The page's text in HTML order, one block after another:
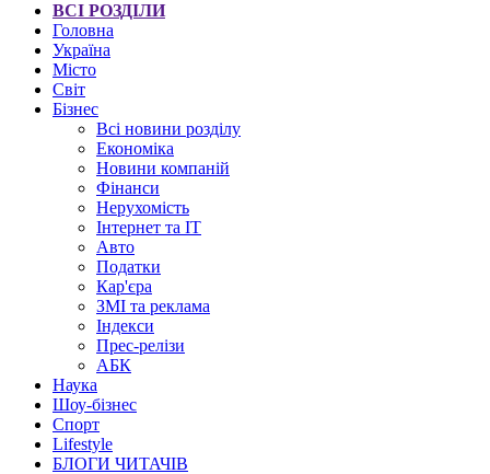
ВСІ РОЗДІЛИ
Головна
Україна
Місто
Світ
Бізнес
Всі новини розділу
Економіка
Новини компаній
Фінанси
Нерухомість
Інтернет та IT
Авто
Податки
Кар'єра
ЗМІ та реклама
Індекси
Прес-релізи
АБК
Наука
Шоу-бізнес
Спорт
Lifestyle
БЛОГИ ЧИТАЧІВ